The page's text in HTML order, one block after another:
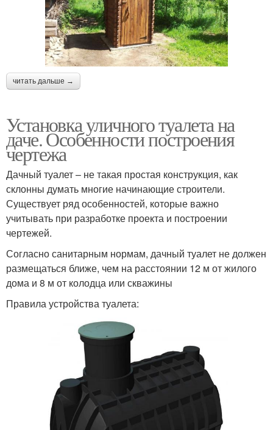
читать дальше →
Установка уличного туалета на
даче. Особенности построения
чертежа
Дачный туалет – не такая простая конструкция, как
склонны думать многие начинающие строители.
Существует ряд особенностей, которые важно
учитывать при разработке проекта и построении
чертежей.
Согласно санитарным нормам, дачный туалет не должен
размещаться ближе, чем на расстоянии 12 м от жилого
дома и 8 м от колодца или скважины
Правила устройства туалета: